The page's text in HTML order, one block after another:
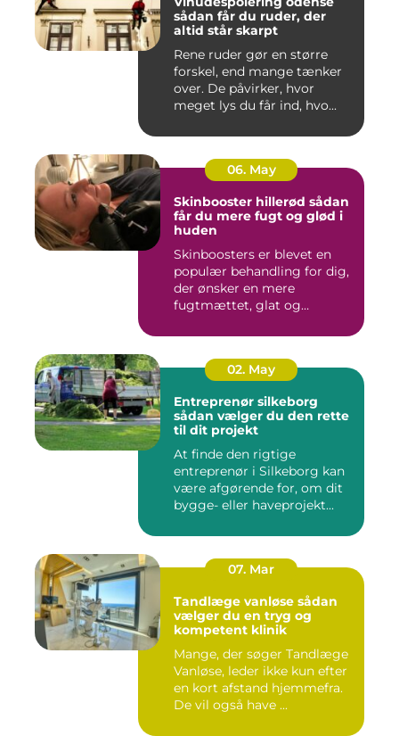
sådan får du ruder, der
altid står skarpt
Rene ruder gør en større
forskel, end mange tænker
over. De påvirker, hvor
meget lys du får ind, hvo...
06. May
Skinbooster hillerød sådan
får du mere fugt og glød i
huden
Skinboosters er blevet en
populær behandling for dig,
der ønsker en mere
fugtmættet, glat og
02. May
Entreprenør silkeborg
sådan vælger du den rette
til dit projekt
At finde den rigtige
entreprenør i Silkeborg kan
være afgørende for, om dit
bygge- eller haveprojekt...
07. Mar
Tandlæge vanløse sådan
vælger du en tryg og
kompetent klinik
Mange, der søger Tandlæge
Vanløse, leder ikke kun efter
en kort afstand hjemmefra.
De vil også have ...